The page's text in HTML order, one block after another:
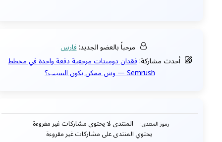
مرحباً بالعضو الجديد:فارس
أحدث مشاركة:فقدان دومينات مرجعية دفعة واحدة في مخطط
Semrush — وش ممكن يكون السبب؟
رموز المنتدى: المنتدى لا يحتوي مشاركات غير مقروءة
يحتوي المنتدى على مشاركات غير مقروءة